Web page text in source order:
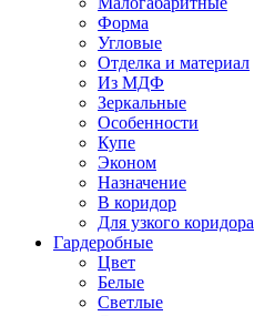
Форма
Угловые
Отделка и материал
Из МДФ
Зеркальные
Особенности
Купе
Эконом
Назначение
В коридор
Для узкого коридора
Гардеробные
Цвет
Белые
Светлые